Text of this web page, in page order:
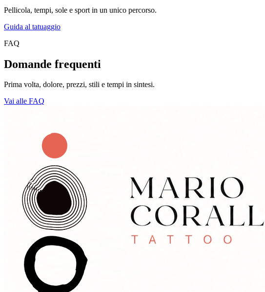
Pellicola, tempi, sole e sport in un unico percorso.
Guida al tatuaggio
FAQ
Domande frequenti
Prima volta, dolore, prezzi, stili e tempi in sintesi.
Vai alle FAQ